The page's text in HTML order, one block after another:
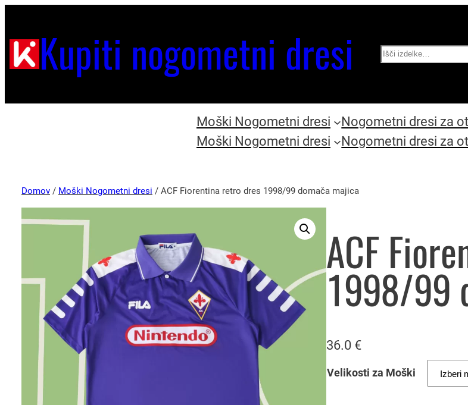
Kupiti nogometni dresi Search
Moški Nogometni dresi Nogometni dresi za
Moški Nogometni dresi
Nogometni dresi za
Domov / Moški Nogometni dresi / ACF Fiorentina retro dres 1998/99 domača majica
ACF
1998/99
36.0 €
Velikosti za Moški